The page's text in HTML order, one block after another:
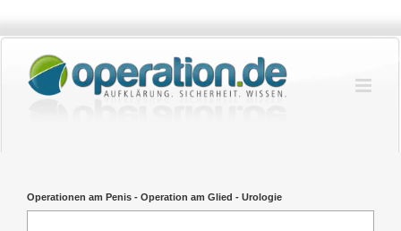
springen
Operationen am Penis - Operation am Glied - Urologie